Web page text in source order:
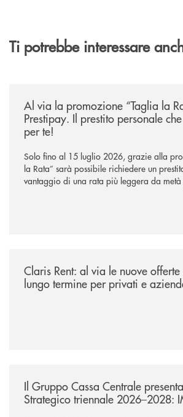
Ti potrebbe interessare
Al via la promozione “Taglia la
Prestipay. Il prestito personale
per te!
Solo fino al 15 luglio 2026, grazie alla
la Rata” sarà possibile richiedere un
vantaggio di una rata più leggera da
Claris Rent: al via le nuove
lungo termine per privati e
Il Gruppo Cassa Centrale
Strategico triennale 2026–2028: